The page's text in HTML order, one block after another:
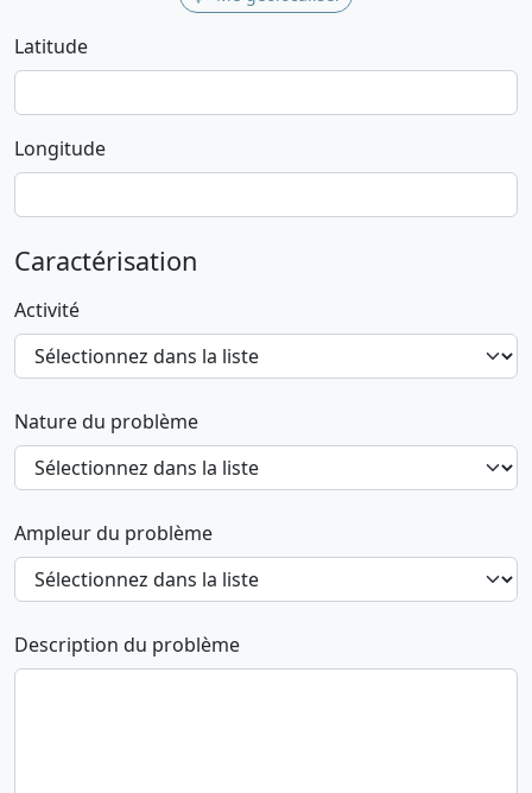
Latitude
Longitude
Caractérisation
Activité
Nature du problème
Ampleur du problème
Description du problème